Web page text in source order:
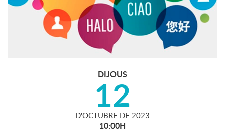
DIJOUS
12
D'OCTUBRE DE 2023
10:00H